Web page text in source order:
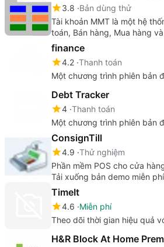
3.8 Bản dùng thử
Tài khoản MMT là một hệ
toán, Bán hàng, Mua hàng
finance
4.2 Thanh toán
Một chương trình phiên bản
Debt Tracker
4 Thanh toán
Một chương trình phiên bản
ConsignTill
4.9 Thử nghiệm
Phần mềm POS cho cửa
Tải xuống bản demo miễn
TimeIt
4.6 Miễn phí
Theo dõi thời gian hiệu quả
H&R Block At Home